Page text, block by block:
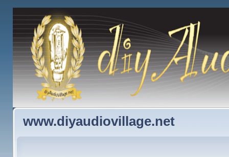
www.diyaudiovillage.net